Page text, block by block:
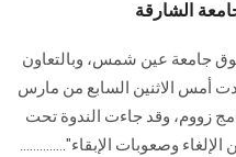
الشارقة
جامعة عين شمس، وبالتعاون
أمس الاثنين السابع من مارس
برنامج زووم، وقد جاءت الندوة تحت
وصعوبات الإبقاء"..............